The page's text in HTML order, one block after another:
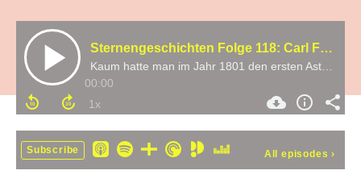
Sternengeschichten Folge 118: Carl Friedrich Gauss und die Jagd nach dem ersten Asteroid
00:00
Subscribe All episodes ›